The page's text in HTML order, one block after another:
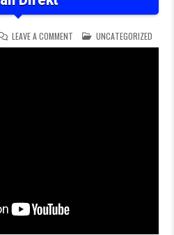
LEAVE A COMMENT ON ERHÖHT SACHSEN DIE
POSTED IN
UNCATEGORIZED